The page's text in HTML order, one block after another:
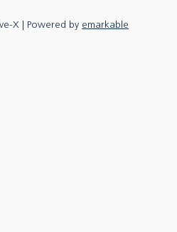
X | Powered by emarkable